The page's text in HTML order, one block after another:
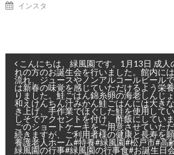
インスタ
投
稿
ナ
ビ
ゲ
こんにちは、緑風園です。1月13日 成人
れの方のお誕生会を行いました。館内に
流れ、ジュースやノンアルコールビール
は新春の味覚を感じていただけるよう栄
りました。鮭ごはん錦糸卵の海老しんじ
和えけんちん汁みかん鮭ごはんには大き
き上げ、手作業でほぐした鮭を使用して
しそでアクセントを付け、酢飯にしてい
ごのショートケーキをご用意させていた
続きますが、ご利用者様の健康と長寿を
養護老人ホーム#特養#緑風園#松戸市#高
緑風園の行事#緑風園の行事食#お誕生日